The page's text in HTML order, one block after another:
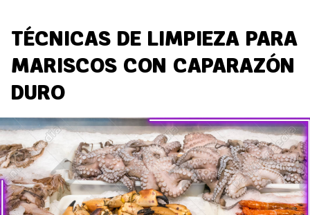
TÉCNICAS DE LIMPIEZA PARA
MARISCOS CON CAPARAZÓN
DURO